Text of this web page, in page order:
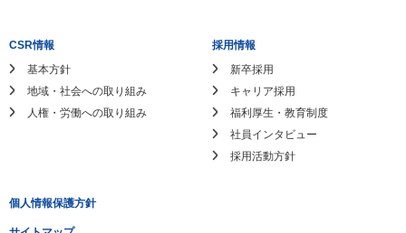
CSR情報
基本方針
地域・社会への取り組み
人権・労働への取り組み
採用情報
新卒採用
キャリア採用
福利厚生・教育制度
社員インタビュー
採用活動方針
個人情報保護方針